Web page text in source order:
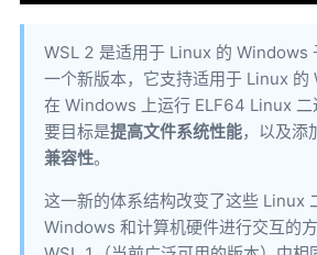
WSL 2 是适用于 Linux 的 Windows
一个新版本，它支持适用于 Linux
在 Windows 上运行 ELF64 Linux 二
要目标是提高文件系统性能，以及添
兼容性。
这一新的体系结构改变了这些 Linux
Windows 和计算机硬件进行交互的